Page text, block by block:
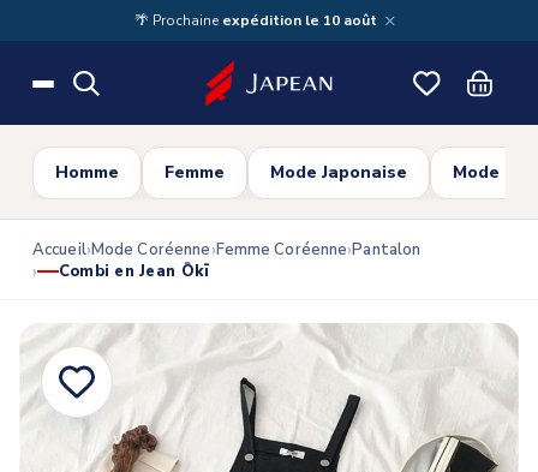
Skip to main content🌴 Prochaine expédition le 10 août ×
Homme Femme Mode Japonaise Mode
Accueil Mode Coréenne Femme Coréenne Pantalon
Combi en Jean Ōkī